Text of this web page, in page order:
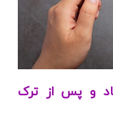
و پس از ترک